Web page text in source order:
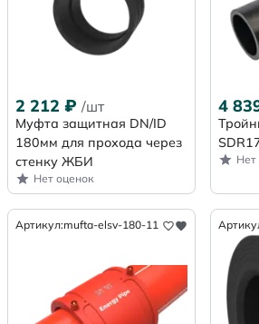
2 212 ₽ /шт
Муфта защитная DN/ID
180мм для прохода через
стенку ЖБИ
Нет оценок
4
Нет
Артикул:mufta-elsv-180-11